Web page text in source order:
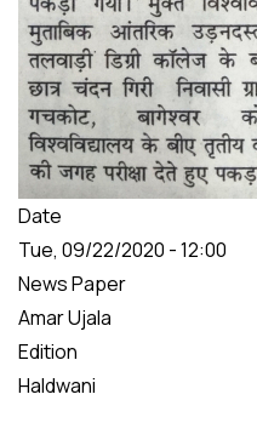
Date
Tue, 09/22/2020 - 12:00
News Paper
Amar Ujala
Edition
Haldwani